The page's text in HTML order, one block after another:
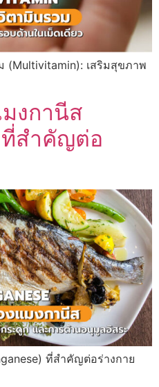
(Multivitamin): เสริมสุขภาพ
งกานีส
ที่สำคัญต่อ
ที่สำคัญต่อร่างกาย